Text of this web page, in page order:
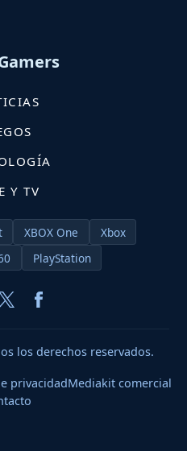
Y TV
XBOX One
Xbox
PlayStation
los derechos reservados.
privacidadMediakit comercial